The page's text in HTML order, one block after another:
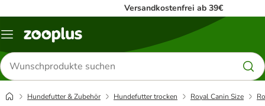
Versandkostenfrei ab 39€
Menü
Produkte
suchen
Hundefutter & Zubehör Hundefutter trocken Royal Canin Size